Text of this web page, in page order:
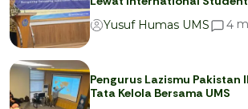
Yusuf Humas UMS
4
Pengurus Lazismu Pakistan
Tata Kelola Bersama UMS